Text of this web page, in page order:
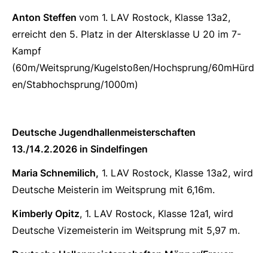
Anton Steffen vom 1. LAV Rostock, Klasse 13a2,
erreicht den 5. Platz in der Altersklasse U 20 im 7-
Kampf
(60m/Weitsprung/Kugelstoßen/Hochsprung/60mHürd
en/Stabhochsprung/1000m)
Deutsche Jugendhallenmeisterschaften
13./14.2.2026 in Sindelfingen
Maria Schnemilich, 1. LAV Rostock, Klasse 13a2, wird
Deutsche Meisterin im Weitsprung mit 6,16m.
Kimberly Opitz, 1. LAV Rostock, Klasse 12a1, wird
Deutsche Vizemeisterin im Weitsprung mit 5,97 m.